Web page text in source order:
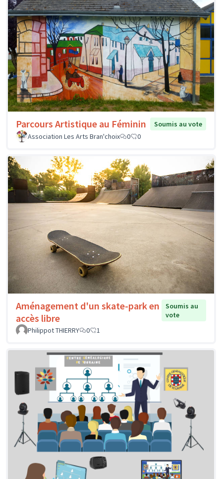
Parcours Artistique au Féminin
Soumis au vote
Association Les Arts Bran'choix
0 0
Aménagement d'un skate-park en
accès libre
Soumis au
vote
Philippot THIERRY
0 1